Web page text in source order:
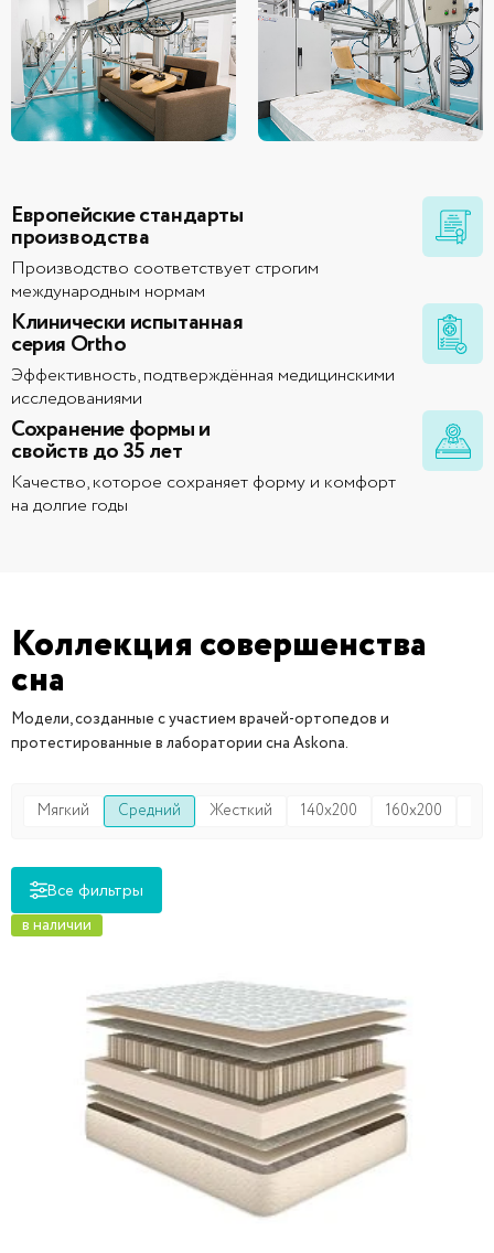
Европейские стандарты
производства
Производство соответствует строгим
международным нормам
Клинически испытанная
серия Ortho
Эффективность, подтверждённая медицинскими
исследованиями
Сохранение формы и
свойств до 35 лет
Качество, которое сохраняет форму и комфорт
на долгие годы
Коллекция совершенства
сна
Модели, созданные с участием врачей-ортопедов и
протестированные в лаборатории сна Askona.
Мягкий Средний Жесткий 140x200 160x200
Все фильтры
в наличии